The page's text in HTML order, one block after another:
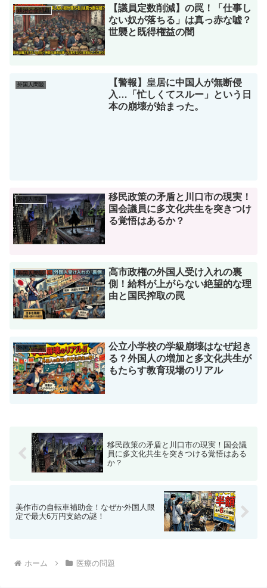
政治と金問題
【議員定数削減】の罠！「仕事し
ない奴が落ちる」は真っ赤な嘘？
世襲と既得権益の闇
外国人問題
【警報】皇居に中国人が無断侵
入…「忙しくてスルー」という日
本の崩壊が始まった。
外国人問題
外国人問題
美作市の自転車補助金！なぜか外国人限
ホーム 医療の問題